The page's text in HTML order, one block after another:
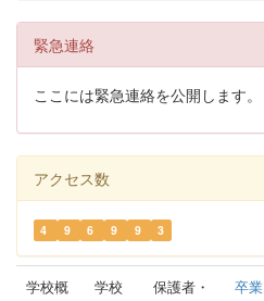
緊急連絡
ここには緊急連絡を公開します。
アクセス数
4 9 6 9 9 3
学校概
学校
保護者・
卒業